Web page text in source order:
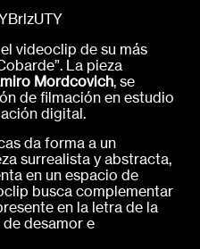
videoclip de su más
La pieza
Mordcovich, se
de filmación en estudio
digital.
da forma a un
surrealista y abstracta,
en un espacio de
busca complementar
en la letra de la
desamor e